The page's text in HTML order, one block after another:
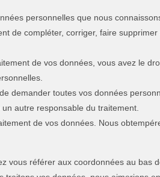
personnelles que nous
de compléter, corriger, faire
de vos données, vous avez le
demander toutes vos données
autre responsable du traitement.
de vos données. Nous
vous référer aux coordonnées au bas